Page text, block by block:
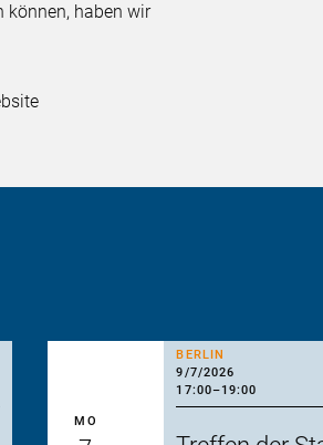
können, haben wir
BERLIN
9/7/2026
17:00–19:00
MO